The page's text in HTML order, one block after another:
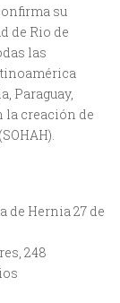
su
de Rio de
las
Paraguay,
la creación de
de Hernia 27 de
248